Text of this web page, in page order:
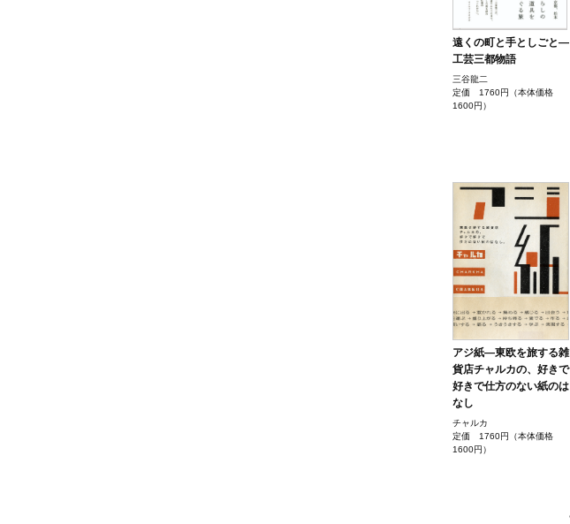
遠くの町と手としごと―
工芸三都物語
三谷龍二
定価 1760円（本体価格
1600円）
アジ紙―東欧を旅する雑
貨店チャルカの、好きで
好きで仕方のない紙のは
なし
チャルカ
定価 1760円（本体価格
1600円）